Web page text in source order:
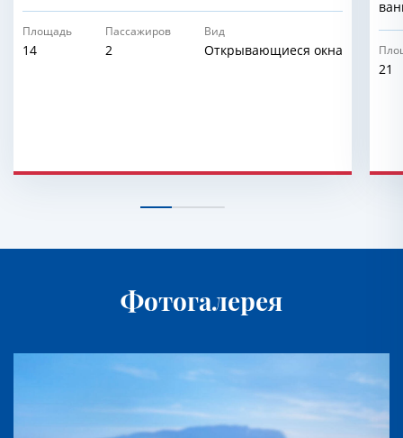
Площадь
14
Пассажиров
2
Вид
Открывающиеся окна
21
Фотогалерея